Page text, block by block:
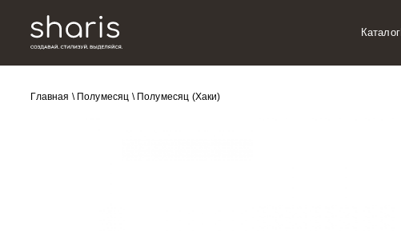
Каталог
Главная \ Полумесяц \ Полумесяц (Хаки)